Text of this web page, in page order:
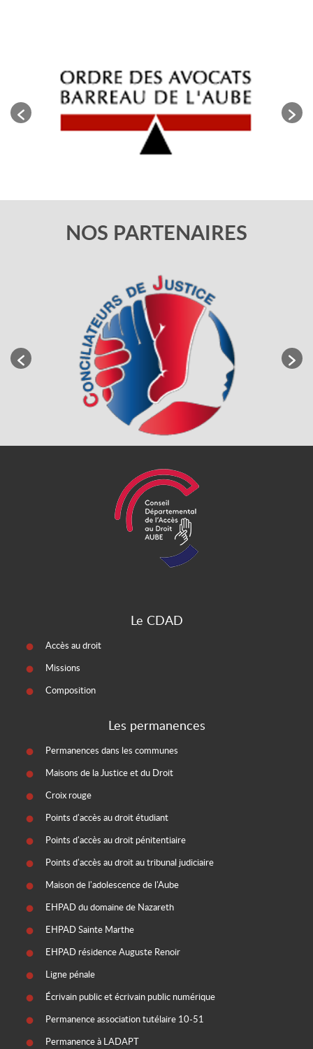
NOS PARTENAIRES
Le CDAD
Accès au droit
Missions
Composition
Les permanences
Permanences dans les communes
Maisons de la Justice et du Droit
Croix rouge
Points d'accès au droit étudiant
Points d'accès au droit pénitentiaire
Points d'accès au droit au tribunal judiciaire
Maison de l'adolescence de l'Aube
EHPAD du domaine de Nazareth
EHPAD Sainte Marthe
EHPAD résidence Auguste Renoir
Ligne pénale
Écrivain public et écrivain public numérique
Permanence association tutélaire 10-51
Permanence à LADAPT